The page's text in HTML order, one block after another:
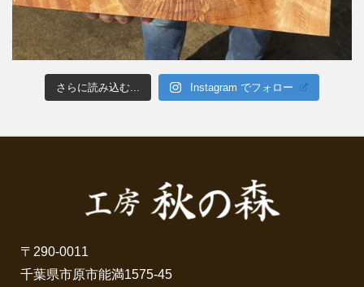
さらに読み込む... Instagram でフォロー
〒290-0011
千葉県市原市能満1575-45